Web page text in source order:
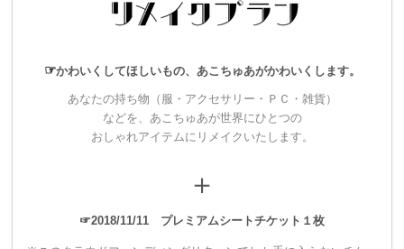
◢◤◢◤◢◤◢◤◢◤◢◤◢◤◢◤
■spoon+ワンマンショーとは…
ワンマンショーは2010年春からspoon+を始動させて以来、8年
間で4回しか開催していません。
☞かわいくしてほしいもの、あこちゅあがかわいくします。
あなたの持ち物（服・アクセサリー・ＰＣ・雑貨）
などを、あこちゅあが世界にひとつの
おしゃれアイテムにリメイクいたします。
＋
☞2018/11/11 プレミアムシートチケット１枚